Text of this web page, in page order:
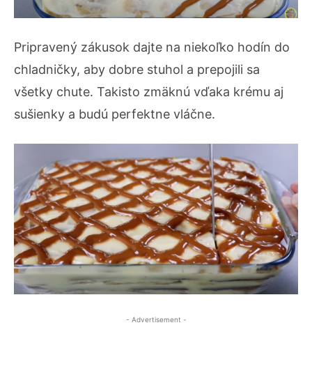
Pripravený zákusok dajte na niekoľko hodín do
chladničky, aby dobre stuhol a prepojili sa
všetky chute. Takisto zmäknú vďaka krému aj
sušienky a budú perfektne vláčne.
- Advertisement -